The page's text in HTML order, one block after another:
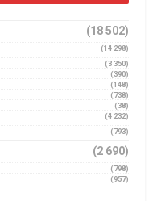
(18 502)
(14 298)
(3 350)
(390)
(148)
(738)
(38)
(4 232)
(793)
(2 690)
(798)
(957)